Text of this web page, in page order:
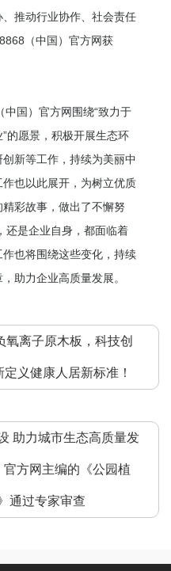
推动行业协作、社会责任
（中国）官方网获
国）官方网围绕“致力于
的愿景，积极开展生态环
新等工作，持续为美丽中
也以此展开，为树立优质
彩故事，做出了不懈努
还是企业自身，都面临着
也将围绕这些变化，持续
助力企业高质量发展。
氧离子原木板，科技创
义健康人居新标准！
助力城市生态高质量发
官方网主编的《公园植
通过专家审查